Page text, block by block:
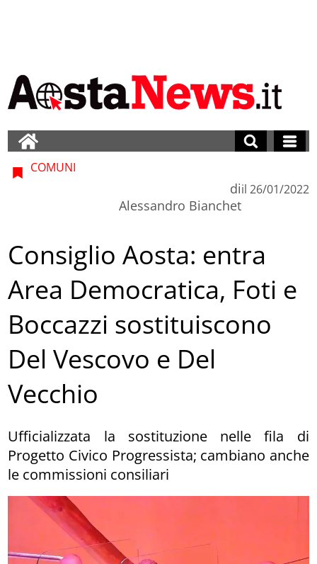
COMUNI
di
Alessandro Bianchet
il 26/01/2022
Consiglio Aosta: entra
Area Democratica, Foti e
Boccazzi sostituiscono
Del Vescovo e Del
Vecchio
Ufficializzata la sostituzione nelle fila di
Progetto Civico Progressista; cambiano anche
le commissioni consiliari